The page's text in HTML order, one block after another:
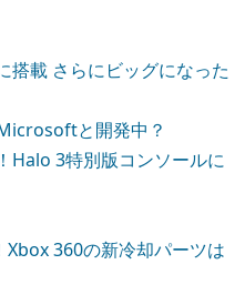
搭載 さらにビッグになった
と開発中？
Halo 3特別版コンソールに
360の新冷却パーツは